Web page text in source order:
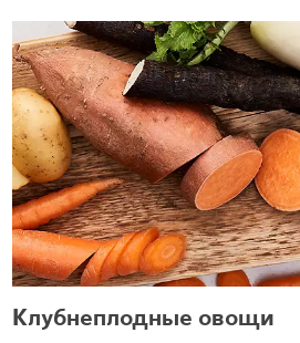
Клубнеплодные овощи